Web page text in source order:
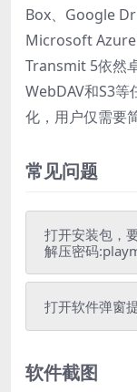
Box、Google
Microsoft Azure
Transmit 5依然
WebDAV和S3等
化，用户仅需要
常见问题
打开安装包，
解压密码
打开软件弹窗
软件截图